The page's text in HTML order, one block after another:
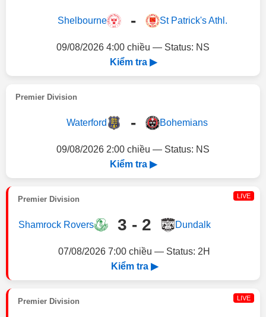
Shelbourne - St Patrick's Athl.
09/08/2026 4:00 chiều — Status: NS
Kiểm tra ▶
Premier Division
Waterford - Bohemians
09/08/2026 2:00 chiều — Status: NS
Kiểm tra ▶
Premier Division LIVE
Shamrock Rovers 3 - 2 Dundalk
07/08/2026 7:00 chiều — Status: 2H
Kiểm tra ▶
Premier Division LIVE